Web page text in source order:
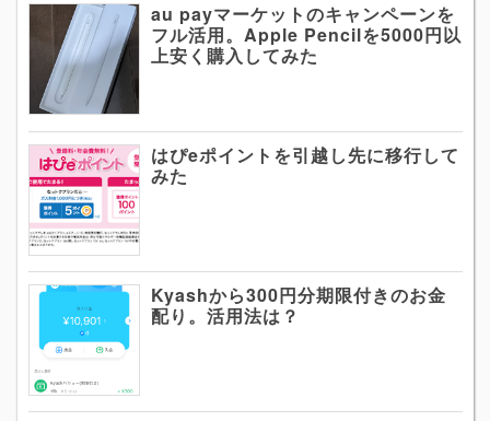
au payマーケットのキャンペーンを
フル活用。Apple Pencilを5000円以
上安く購入してみた
はぴeポイントを引越し先に移行して
みた
Kyashから300円分期限付きのお金
配り。活用法は？